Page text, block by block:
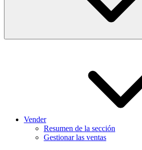
Vender
Resumen de la sección
Gestionar las ventas